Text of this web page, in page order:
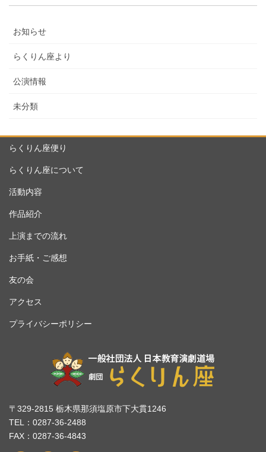
お知らせ
らくりん座より
公演情報
未分類
らくりん座便り
らくりん座について
活動内容
作品紹介
上演までの流れ
お手紙・ご感想
友の会
アクセス
プライバシーポリシー
〒329-2815 栃木県那須塩原市下大貫1246
TEL：0287-36-2488
FAX：0287-36-4843